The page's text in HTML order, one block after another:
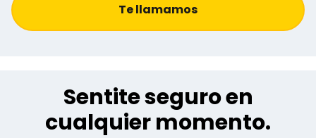
Te llamamos
Sentite seguro en
cualquier momento.